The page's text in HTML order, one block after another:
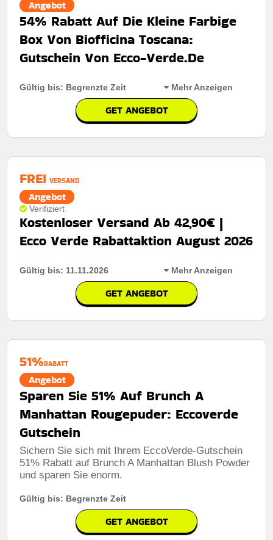
Art des Angebots:Zeitlich begrenztes angebot
Kumulierbar:Nicht mit anderen Aktionen kombinierbar
Bedingungen:Weitere Informationen finden Sie in den
Angebot
54% Rabatt Auf Die Kleine Farbige
Box Von Biofficina Toscana:
Gutschein Von Ecco-Verde.De
Gültig bis: Begrenzte Zeit Mehr Anzeigen
GET ANGEBOT
Mindestkaufbetrag:
Berechtigung:
Art des Angebots:Zeitlich begrenztes angebot
Kumulierbar: Nicht mit anderen Aktionen kombinierbar
Nutzungsbedingungen auf der Website des Händlers.
FREI VERSAND
Angebot
Verifiziert
Kostenloser Versand Ab 42,90€ |
Ecco Verde Rabattaktion August 2026
Gültig bis: 11.11.2026 Mehr Anzeigen
GET ANGEBOT
Mindestkaufbetrag:
Berechtigung:
Art des Angebots:Zeitlich begrenztes angebot
Nicht mit anderen Aktionen kombinierbar
Bedingungen:
Weitere Informationen finden Sie in den
Nutzungsbedingungen auf der Website des Händlers.
51%RABATT
Angebot
Sparen Sie 51% Auf Brunch A
Manhattan Rougepuder: Eccoverde
Gutschein
Sichern Sie sich mit Ihrem EccoVerde-Gutschein
51% Rabatt auf Brunch A Manhattan Blush Powder
und sparen Sie enorm.
Gültig bis: Begrenzte Zeit
GET ANGEBOT